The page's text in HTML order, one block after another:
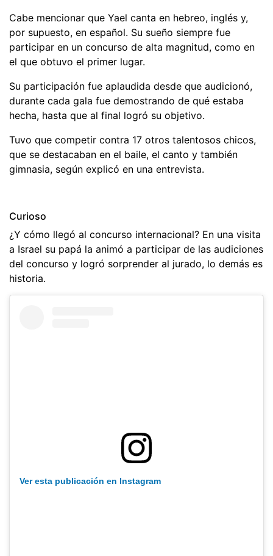
Cabe mencionar que Yael canta en hebreo, inglés y,
por supuesto, en español. Su sueño siempre fue
participar en un concurso de alta magnitud, como en
el que obtuvo el primer lugar.
Su participación fue aplaudida desde que audicionó,
durante cada gala fue demostrando de qué estaba
hecha, hasta que al final logró su objetivo.
Tuvo que competir contra 17 otros talentosos chicos,
que se destacaban en el baile, el canto y también
gimnasia, según explicó en una entrevista.
Curioso
¿Y cómo llegó al concurso internacional? En una visita
a Israel su papá la animó a participar de las audiciones
del concurso y logró sorprender al jurado, lo demás es
historia.
Ver esta publicación en Instagram